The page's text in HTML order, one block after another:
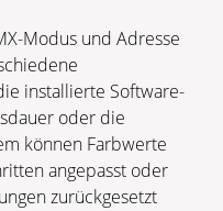
Modus und Adresse
installierte Software-
oder die
können Farbwerte
angepasst oder
zurückgesetzt